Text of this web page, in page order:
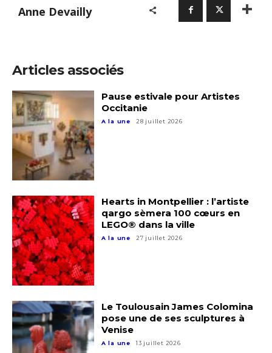
Anne Devailly
Articles associés
Pause estivale pour Artistes
Occitanie
A la une 28 juillet 2026
Hearts in Montpellier : l’artiste
qargo sèmera 100 cœurs en
LEGO® dans la ville
A la une 27 juillet 2026
Le Toulousain James Colomina
pose une de ses sculptures à
Venise
A la une 13 juillet 2026